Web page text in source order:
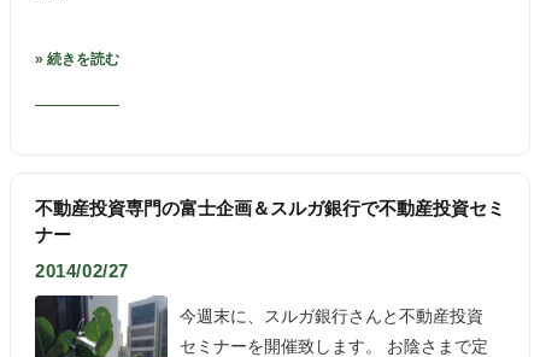
» 続きを読む
不動産投資専門の富士企画＆スルガ銀行で不動産投資セミ
ナー
2014/02/27
今週末に、スルガ銀行さんと不動産投資
セミナーを開催致します。 お陰さまで定